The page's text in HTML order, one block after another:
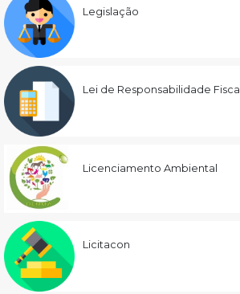
Legislação
Lei de Responsabilidade Fiscal
Licenciamento Ambiental
Licitacon